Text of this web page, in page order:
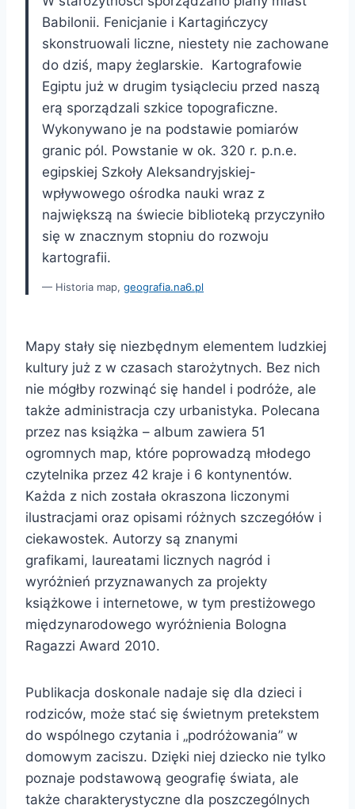
Babilonii. Fenicjanie i Kartagińczycy
skonstruowali liczne, niestety nie zachowane
do dziś, mapy żeglarskie. Kartografowie
Egiptu już w drugim tysiącleciu przed naszą
erą sporządzali szkice topograficzne.
Wykonywano je na podstawie pomiarów
granic pól. Powstanie w ok. 320 r. p.n.e.
egipskiej Szkoły Aleksandryjskiej-
wpływowego ośrodka nauki wraz z
największą na świecie biblioteką przyczyniło
się w znacznym stopniu do rozwoju
kartografii.
Historia map, geografia.na6.pl
Mapy stały się niezbędnym elementem ludzkiej
kultury już z w czasach starożytnych. Bez nich
nie mógłby rozwinąć się handel i podróże, ale
także administracja czy urbanistyka. Polecana
przez nas książka – album zawiera 51
ogromnych map, które poprowadzą młodego
czytelnika przez 42 kraje i 6 kontynentów.
Każda z nich została okraszona liczonymi
ilustracjami oraz opisami różnych szczegółów i
ciekawostek. Autorzy są znanymi
grafikami, laureatami licznych nagród i
wyróżnień przyznawanych za projekty
książkowe i internetowe, w tym prestiżowego
międzynarodowego wyróżnienia Bologna
Ragazzi Award 2010.
Publikacja doskonale nadaje się dla dzieci i
rodziców, może stać się świetnym pretekstem
do wspólnego czytania i „podróżowania” w
domowym zaciszu. Dzięki niej dziecko nie tylko
poznaje podstawową geografię świata, ale
także charakterystyczne dla poszczególnych